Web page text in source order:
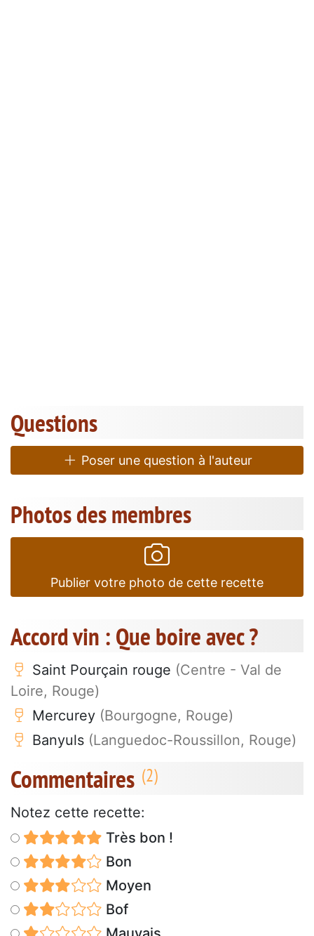
Questions
Poser une question à l'auteur
Photos des membres
Publier votre photo de cette recette
Accord vin : Que boire avec ?
Saint Pourçain rouge (Centre - Val de
Loire, Rouge)
Mercurey (Bourgogne, Rouge)
Banyuls (Languedoc-Roussillon, Rouge)
Commentaires
Notez cette recette:
Très bon !
Bon
Moyen
Bof